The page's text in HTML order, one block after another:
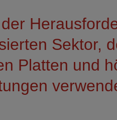
Sektor,
Platten und